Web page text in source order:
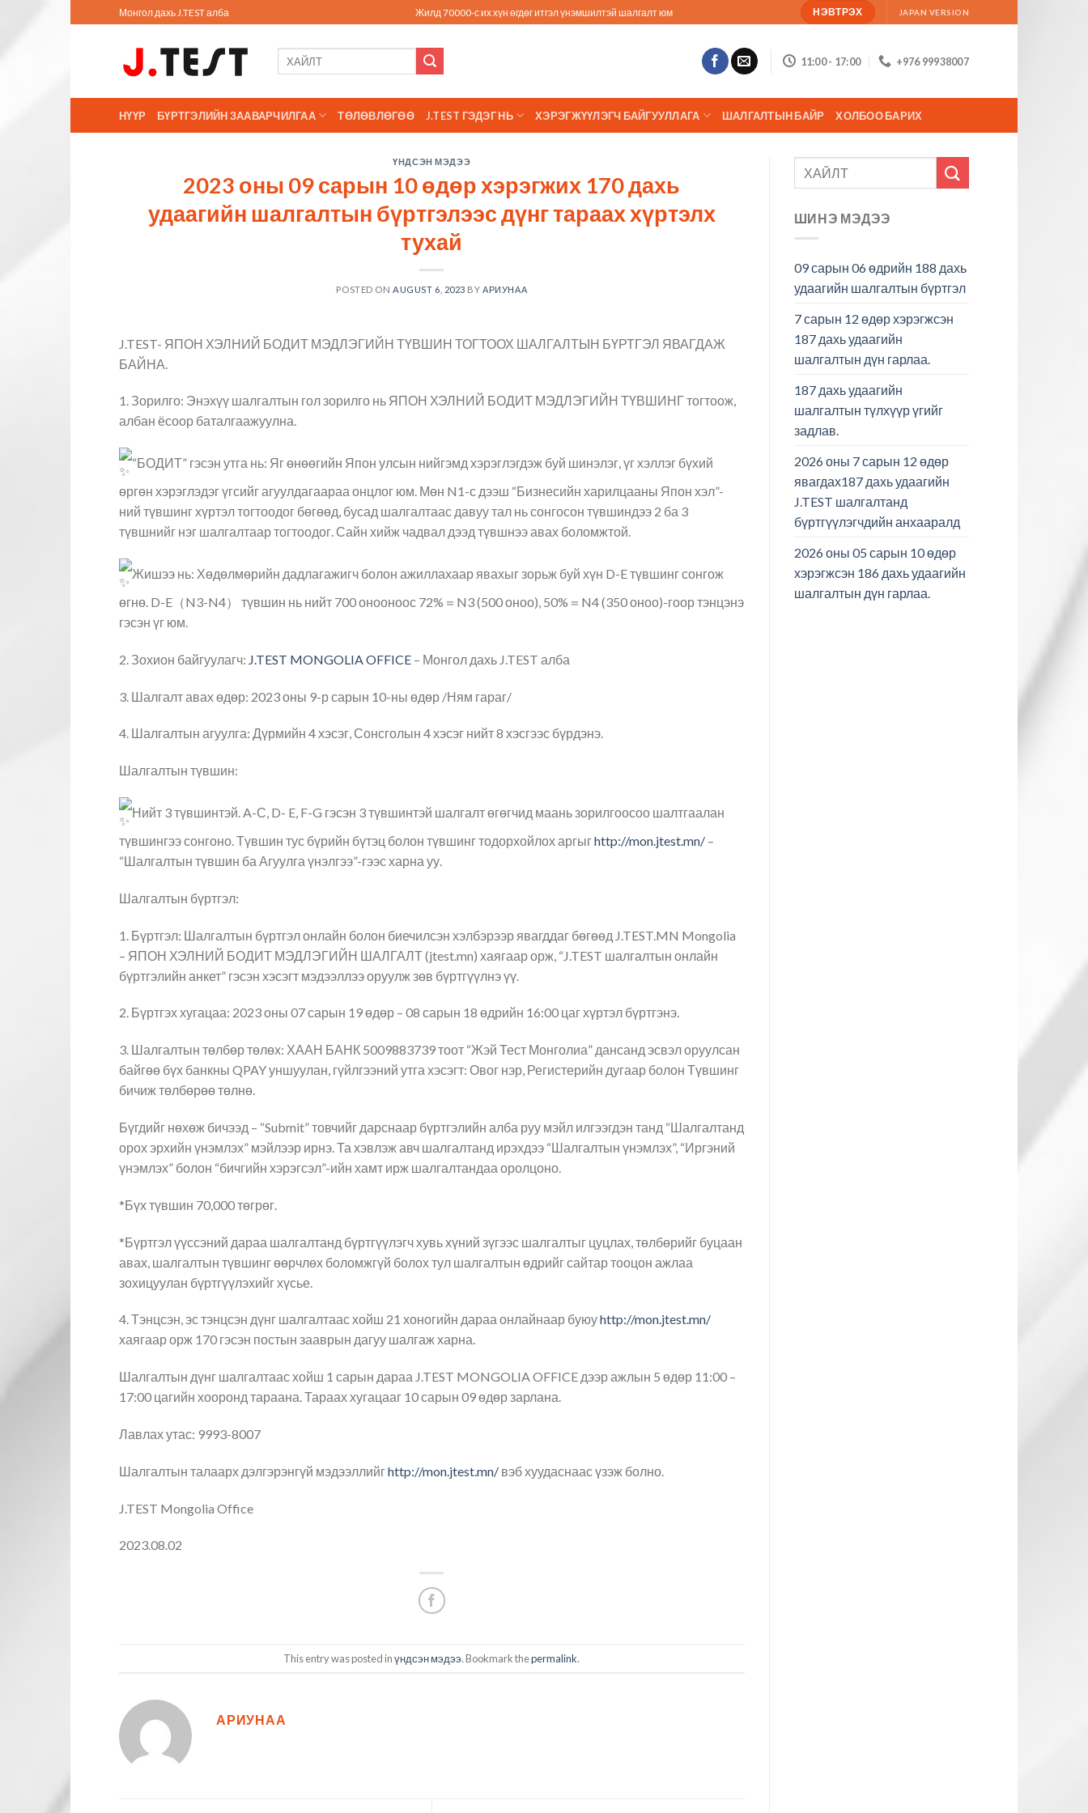
to
Монгол дахь J.TEST алба Жилд 70000-с их хүн өгдөг итгэл үнэмшилтэй шалгалт юм НЭВТРЭХ JAPAN VERSION
11:00 - 17:00 +976 99938007
НҮҮР БҮРТГЭЛИЙН ЗААВАРЧИЛГАА ТӨЛӨВЛӨГӨӨ J.TEST ГЭДЭГ НЬ ХЭРЭГЖҮҮЛЭГЧ БАЙГУУЛЛАГА ШАЛГАЛТЫН БАЙР ХОЛБОО БАРИХ
ҮНДСЭН МЭДЭЭ
2023 оны 09 сарын 10 өдөр хэрэгжих 170 дахь
удаагийн шалгалтын бүртгэлээс дүнг тараах хүртэлх
тухай
POSTED ON AUGUST 6, 2023 BY АРИУНАА
J.TEST- ЯПОН ХЭЛНИЙ БОДИТ МЭДЛЭГИЙН ТҮВШИН ТОГТООХ ШАЛГАЛТЫН БҮРТГЭЛ ЯВАГДАЖ
БАЙНА.
1. Зорилго: Энэхүү шалгалтын гол зорилго нь ЯПОН ХЭЛНИЙ БОДИТ МЭДЛЭГИЙН ТҮВШИНГ тогтоож,
албан ёсоор баталгаажуулна.
“БОДИТ” гэсэн утга нь: Яг өнөөгийн Япон улсын нийгэмд хэрэглэгдэж буй шинэлэг, үг хэллэг бүхий
өргөн хэрэглэдэг үгсийг агуулдагаараа онцлог юм. Мөн N1-с дээш “Бизнесийн харилцааны Япон хэл”-
ний түвшинг хүртэл тогтоодог бөгөөд, бусад шалгалтаас давуу тал нь сонгосон түвшиндээ 2 ба 3
түвшнийг нэг шалгалтаар тогтоодог. Сайн хийж чадвал дээд түвшнээ авах боломжтой.
Жишээ нь: Хөдөлмөрийн дадлагажигч болон ажиллахаар явахыг зорьж буй хүн D-E түвшинг сонгож
өгнө. D-E（N3-N4） түвшин нь нийт 700 онооноос 72%＝N3 (500 оноо), 50%＝N4 (350 оноо)-гоор тэнцэнэ
гэсэн үг юм.
2. Зохион байгуулагч: J.TEST MONGOLIA OFFICE – Монгол дахь J.TEST алба
3. Шалгалт авах өдөр: 2023 оны 9-р сарын 10-ны өдөр /Ням гараг/
4. Шалгалтын агуулга: Дүрмийн 4 хэсэг, Сонсголын 4 хэсэг нийт 8 хэсгээс бүрдэнэ.
Шалгалтын түвшин:
Нийт 3 түвшинтэй. A-С, D- E, F-G гэсэн 3 түвшинтэй шалгалт өгөгчид маань зорилгоосоо шалтгаалан
түвшингээ сонгоно. Түвшин тус бүрийн бүтэц болон түвшинг тодорхойлох аргыгhttp://mon.jtest.mn/ –
“Шалгалтын түвшин ба Агуулга үнэлгээ”-гээс харна уу.
Шалгалтын бүртгэл:
1. Бүртгэл: Шалгалтын бүртгэл онлайн болон биечилсэн хэлбэрээр явагддаг бөгөөд J.TEST.MN Mongolia
– ЯПОН ХЭЛНИЙ БОДИТ МЭДЛЭГИЙН ШАЛГАЛТ (jtest.mn) хаягаар орж, “J.TEST шалгалтын онлайн
бүртгэлийн анкет” гэсэн хэсэгт мэдээллээ оруулж зөв бүртгүүлнэ үү.
2. Бүртгэх хугацаа: 2023 оны 07 сарын 19 өдөр – 08 сарын 18 өдрийн 16:00 цаг хүртэл бүртгэнэ.
3. Шалгалтын төлбөр төлөх: ХААН БАНК 5009883739 тоот “Жэй Тест Монголиа” дансанд эсвэл оруулсан
байгөө бүх банкны QPAY уншуулан, гүйлгээний утга хэсэгт: Овог нэр, Регистерийн дугаар болон Түвшинг
бичиж төлбөрөө төлнө.
Бүгдийг нөхөж бичээд – “Submit” товчийг дарснаар бүртгэлийн алба руу мэйл илгээгдэн танд “Шалгалтанд
орох эрхийн үнэмлэх” мэйлээр ирнэ. Та хэвлэж авч шалгалтанд ирэхдээ “Шалгалтын үнэмлэх”, “Иргэний
үнэмлэх” болон “бичгийн хэрэгсэл”-ийн хамт ирж шалгалтандаа оролцоно.
*Бүх түвшин 70,000 төгрөг.
*Бүртгэл үүссэний дараа шалгалтанд бүртгүүлэгч хувь хүний зүгээс шалгалтыг цуцлах, төлбөрийг буцаан
авах, шалгалтын түвшинг өөрчлөх боломжгүй болох тул шалгалтын өдрийг сайтар тооцон ажлаа
зохицуулан бүртгүүлэхийг хүсье.
4. Тэнцсэн, эс тэнцсэн дүнг шалгалтаас хойш 21 хоногийн дараа онлайнаар буюуhttp://mon.jtest.mn/
хаягаар орж 170 гэсэн постын зааврын дагуу шалгаж харна.
Шалгалтын дүнг шалгалтаас хойш 1 сарын дараа J.TEST MONGOLIA OFFICE дээр ажлын 5 өдөр 11:00 –
17:00 цагийн хооронд тараана. Тараах хугацааг 10 сарын 09 өдөр зарлана.
Лавлах утас: 9993-8007
Шалгалтын талаарх дэлгэрэнгүй мэдээллийгhttp://mon.jtest.mn/ вэб хуудаснаас үзэж болно.
J.TEST Mongolia Office
2023.08.02
This entry was posted inүндсэн мэдээ. Bookmark thepermalink.
АРИУНАА
ШИНЭ МЭДЭЭ
09 сарын 06 өдрийн 188 дахь
удаагийн шалгалтын бүртгэл
7 сарын 12 өдөр хэрэгжсэн
187 дахь удаагийн
шалгалтын дүн гарлаа.
187 дахь удаагийн
шалгалтын түлхүүр үгийг
задлав.
2026 оны 7 сарын 12 өдөр
явагдах187 дахь удаагийн
J.TEST шалгалтанд
бүртгүүлэгчдийн анхааралд
2026 оны 05 сарын 10 өдөр
хэрэгжсэн 186 дахь удаагийн
шалгалтын дүн гарлаа.